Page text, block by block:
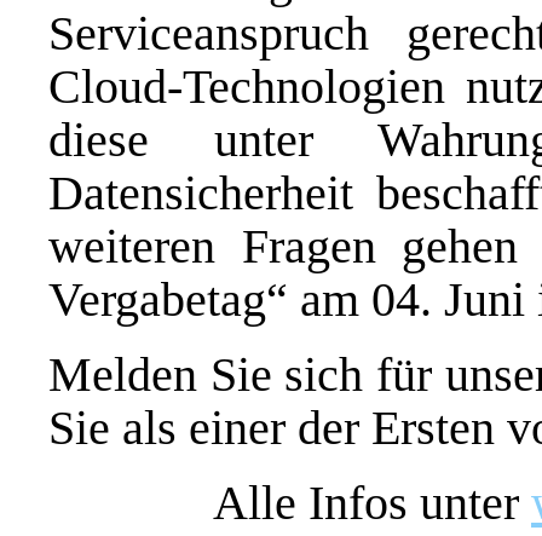
Serviceanspruch
Cloud-Technologien
diese unter
Datensicherheit
weiteren Fragen
Vergabetag“ am 04.
Melden Sie sich für
Sie als einer der Ersten
Alle Infos unter